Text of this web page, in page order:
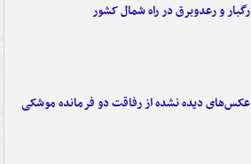
رگبار و رعدوبرق در راه شمال کشور
عکس‌های دیده نشده از رفاقت دو فرمانده‌ موشکی